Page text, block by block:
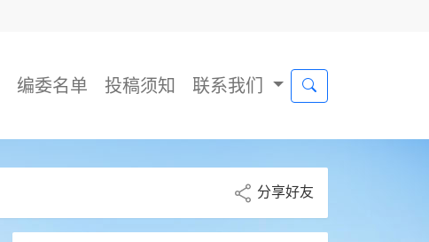
编委名单 投稿须知 联系我们
分享好友